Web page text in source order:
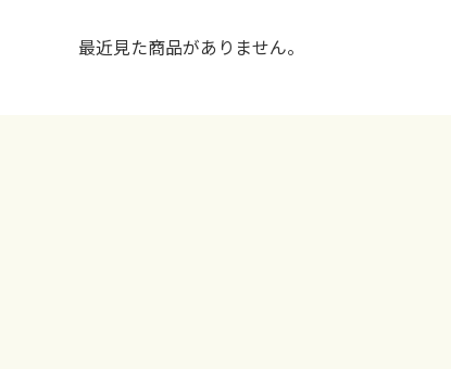
最近見た商品がありません。